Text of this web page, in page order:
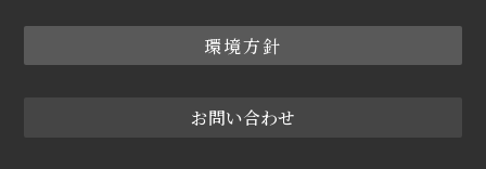
環境方針
お問い合わせ